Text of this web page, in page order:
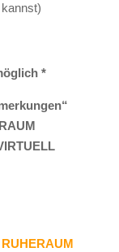
*